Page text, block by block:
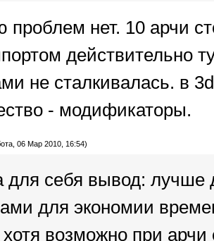
проблем нет. 10 арчи
действительно
не сталкивалась. в
- модификаторы.
06 Мар 2010, 16:54)
для себя вывод: лучше
для экономии
хотя возможно при